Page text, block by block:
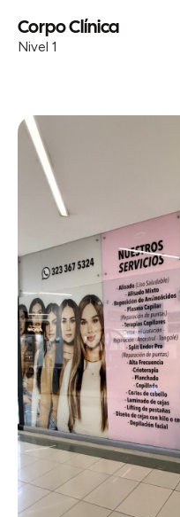
Corpo Clínica
Nivel 1